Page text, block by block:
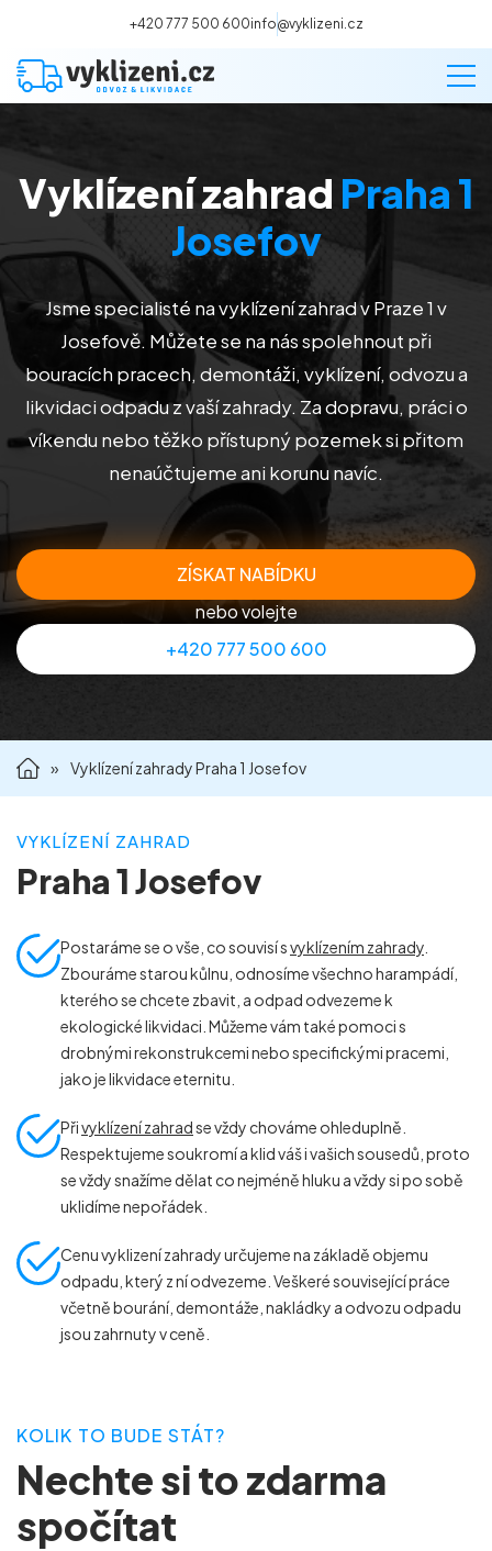
+420 777 500 600info@vyklizeni.cz
Vyklízení
Stěhování
Malování
Deratizace a dezinsekce
Úklid
Příprava nemovitostí na prodej
Vyklízení zahrad Praha 1
Josefov
Jsme specialisté na vyklízení zahrad v Praze 1 v
Josefově. Můžete se na nás spolehnout při
bouracích pracech, demontáži, vyklízení, odvozu a
likvidaci odpadu z vaší zahrady. Za dopravu, práci o
víkendu nebo těžko přístupný pozemek si přitom
nenaúčtujeme ani korunu navíc.
ZÍSKAT NABÍDKU
nebo volejte
+420 777 500 600
» Vyklízení zahrady Praha 1 Josefov
VYKLÍZENÍ ZAHRAD
Praha 1 Josefov
Postaráme se o vše, co souvisí svyklízením zahrady
Zbouráme starou kůlnu, odnosíme všechno harampádí,
kterého se chcete zbavit, a odpad odvezeme k
ekologické likvidaci. Můžeme vám také pomoci s
drobnými rekonstrukcemi nebo specifickými pracemi,
jako je likvidace eternitu.
Přivyklízení zahradse vždy chováme ohleduplně.
Respektujeme soukromí a klid váš i vašich sousedů, proto
se vždy snažíme dělat co nejméně hluku a vždy si po sobě
uklidíme nepořádek.
Cenu vyklizení zahrady určujeme na základě objemu
odpadu, který z ní odvezeme. Veškeré související práce
včetně bourání, demontáže, nakládky a odvozu odpadu
jsou zahrnuty v ceně.
KOLIK TO BUDE STÁT?
Nechte si to zdarma
spočítat